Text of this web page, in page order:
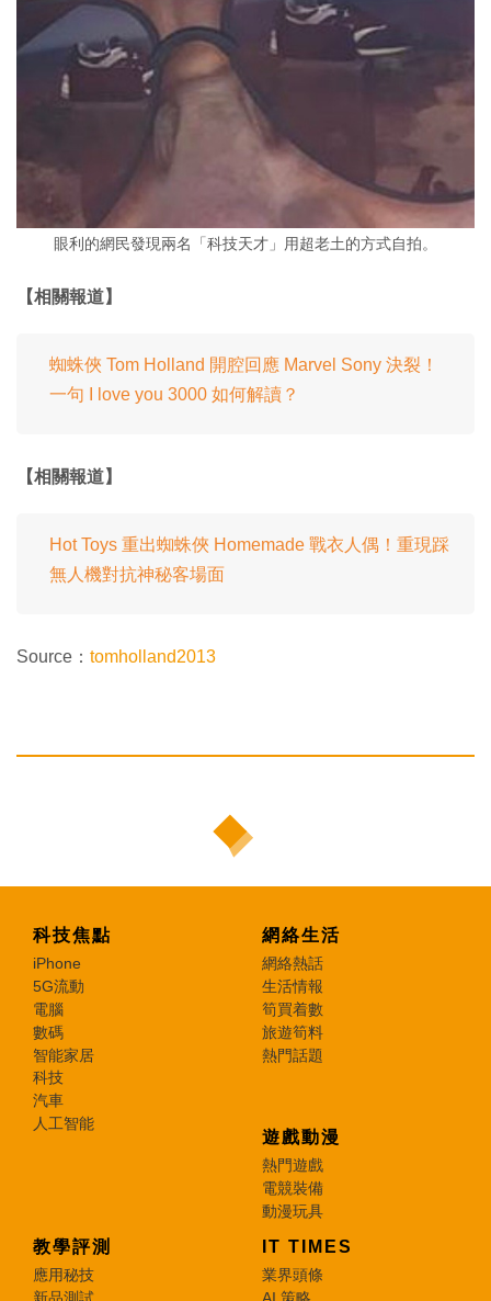
眼利的網民發現兩名「科技天才」用超老土的方式自拍。
【相關報道】
蜘蛛俠 Tom Holland 開腔回應 Marvel Sony 決裂！
一句 I love you 3000 如何解讀？
【相關報道】
Hot Toys 重出蜘蛛俠 Homemade 戰衣人偶！重現踩
無人機對抗神秘客場面
Source： tomholland2013
科技焦點
iPhone
5G流動
電腦
數碼
智能家居
科技
汽車
人工智能
網絡生活
網絡熱話
生活情報
筍買着數
旅遊筍料
熱門話題
遊戲動漫
熱門遊戲
電競裝備
動漫玩具
教學評測
應用秘技
IT TIMES
業界頭條